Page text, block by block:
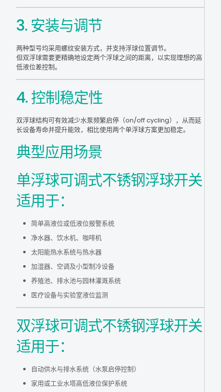
3. 安装与调节
两种型号均采用螺纹安装方式，并支持浮球位置调节。
但双浮球需要更精确地设定两个浮球之间的距离，以实现理想的高
低液位差控制。
4. 控制稳定性
双浮球结构可有效减少水泵频繁启停（on/off cycling），从而延
长设备寿命并提升能效，相比使用两个单浮球方案更加稳定。
典型应用场景
单浮球可调式不锈钢浮球开关
适用于：
简单高液位或低液位报警系统
净水器、饮水机、咖啡机
太阳能热水系统与热水器
加湿器、空调及小型制冷设备
养殖池、排水池与园林灌溉系统
医疗设备与实验室液位监测
双浮球可调式不锈钢浮球开关
适用于：
自动供水与排水系统（水泵启停控制）
家用或工业水塔高低液位保护系统